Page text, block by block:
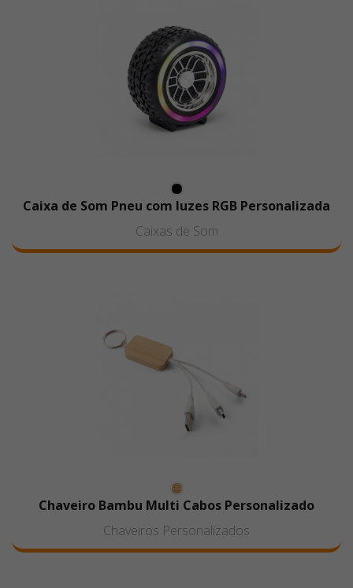
Caixa de Som Pneu com luzes RGB Personalizada
Caixas de Som
Chaveiro Bambu Multi Cabos Personalizado
Chaveiros Personalizados